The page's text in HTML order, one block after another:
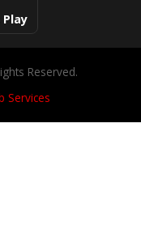
Reserved.
Services